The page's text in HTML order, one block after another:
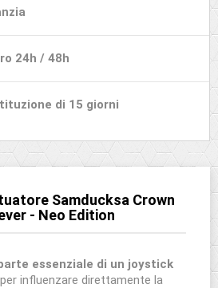
24h / 48h
di 15 giorni
Samducksa Crown
- Neo Edition
essenziale di un joystick
influenzare direttamente la